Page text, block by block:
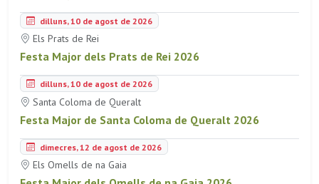
dilluns, 10 de agost de 2026
Els Prats de Rei
Festa Major dels Prats de Rei 2026
dilluns, 10 de agost de 2026
Santa Coloma de Queralt
Festa Major de Santa Coloma de Queralt 2026
dimecres, 12 de agost de 2026
Els Omells de na Gaia